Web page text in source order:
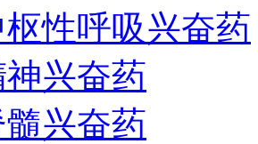
枢性呼吸兴奋药
兴奋药
髓兴奋药